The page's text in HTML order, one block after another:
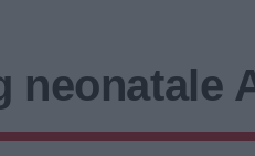
neonatale